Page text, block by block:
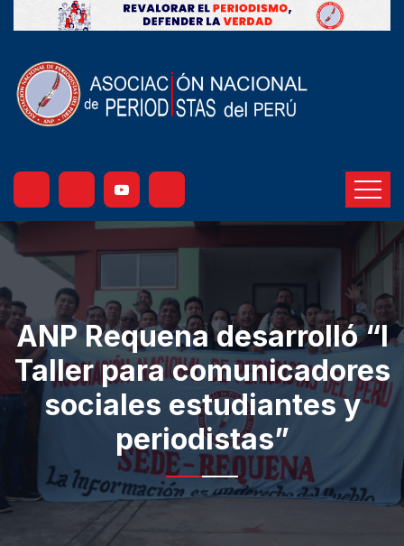
ANP Requena desarrolló “I
Taller para comunicadores
sociales estudiantes y
periodistas”